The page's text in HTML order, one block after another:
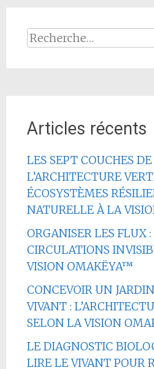
Rechercher :
Articles récents
LES SEPT COUCHES
L’ARCHITECTURE
ÉCOSYSTÈMES
NATURELLE À LA
ORGANISER LES FLUX
CIRCULATIONS
VISION OMAKËYA™
CONCEVOIR UN
VIVANT :
SELON LA VISION
LE DIAGNOSTIC
LIRE LE VIVANT POUR